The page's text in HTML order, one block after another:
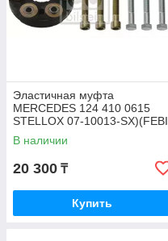
Эластичная муфта
MERCEDES 124 410 0615
STELLOX 07-10013-SX)(FEBI
1975)
В наличии
20 300 ₸
Купить